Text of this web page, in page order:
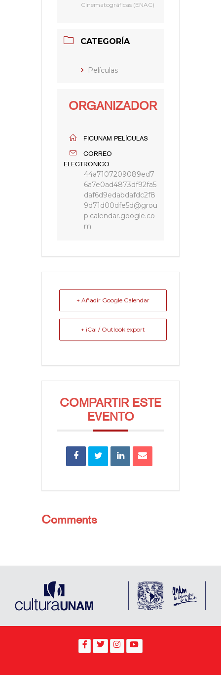
Cinematográficas (ENAC)
CATEGORÍA
Películas
ORGANIZADOR
FICUNAM PELÍCULAS
CORREO
ELECTRÓNICO
44a7107209089ed7
6a7e0ad4873df92fa5
daf6d9edabdafdc2f8
9d71d00dfe5d@grou
p.calendar.google.co
m
+ Añadir Google Calendar
+ iCal / Outlook export
COMPARTIR ESTE
EVENTO
Comments